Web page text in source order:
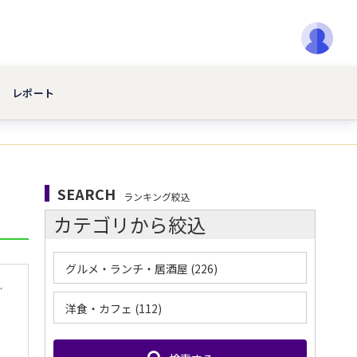
レポート
イーツ体験
SEARCH ランキング絞込
カテゴリから絞込
グルメ・ランチ・居酒屋 (226)
洋食・カフェ (112)